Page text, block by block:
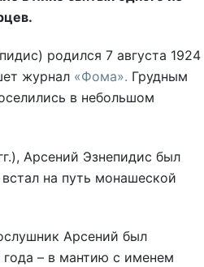
родился 7 августа 1924
журнал «Фома». Грудным
в небольшом
Арсений Эзнепидис был
на путь монашеской
Арсений был
– в мантию с именем